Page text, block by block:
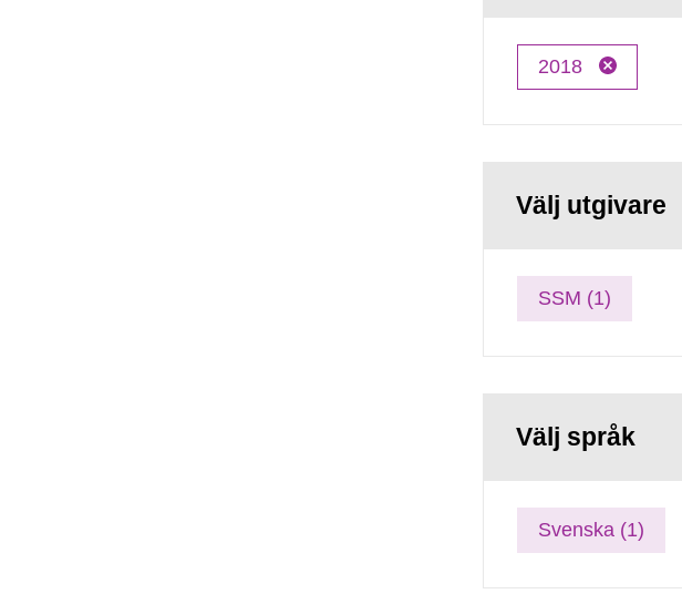
2018
Välj utgivare
SSM (1)
Välj språk
Svenska (1)